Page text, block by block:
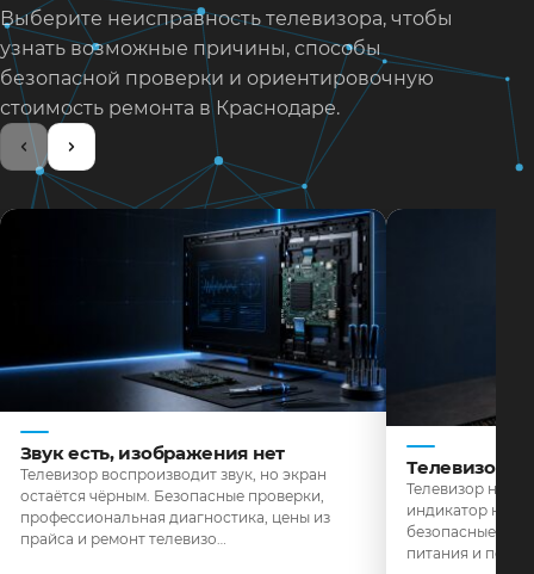
Выберите неисправность телевизора, чтобы
узнать возможные причины, способы
безопасной проверки и ориентировочную
стоимость ремонта в Краснодаре.
Звук есть, изображения нет
Телевизор воспроизводит звук, но экран
остаётся чёрным. Безопасные проверки,
профессиональная диагностика, цены из
прайса и ремонт телевизо…
Телевизор
Телевизор не
индикатор не
безопасные
питания и